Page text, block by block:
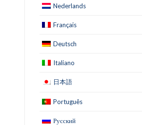
Nederlands
Français
Deutsch
Italiano
日本語
Português
Русский